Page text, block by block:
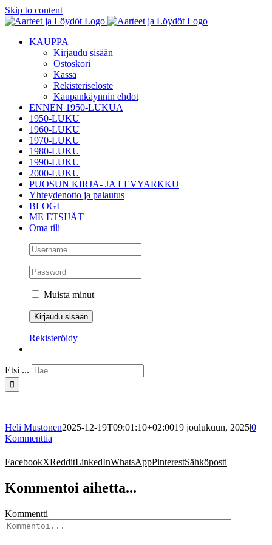
Skip to content
KAUPPA
Kirjaudu sisään
Ostoskori
Kassa
Rekisteriseloste
Kaupankäynnin ehdot
ENNEN 1950-LUKUA
1950-LUKU
1960-LUKU
1970-LUKU
1980-LUKU
1990-LUKU
2000-LUKU
PUOSUN KIRJA- JA LEVYARKKU
Yhteydenotto ja palautus
BLOGI
ME ETSIJÄT
Oma tili
Muista minut
Rekisteröidy
Etsi ...
Heli Mustonen2025-12-19T09:01:10+02:0019 joulukuun, 2025|0
Kommenttia
FacebookXRedditLinkedInWhatsAppPinterestSähköposti
Kommentoi aihetta...
Kommentti